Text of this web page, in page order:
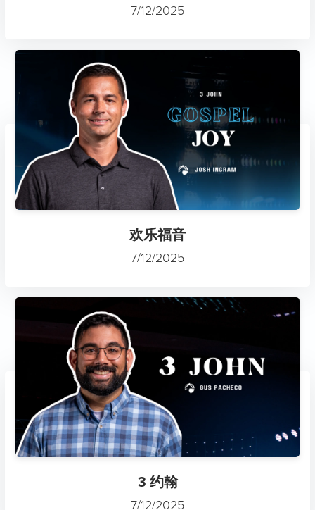
7/12/2025
欢乐福音
7/12/2025
3 约翰
7/12/2025